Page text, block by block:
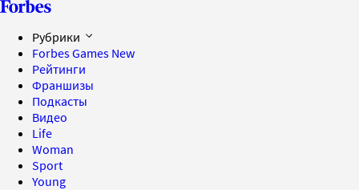
Рубрики
Forbes Games New
Рейтинги
Франшизы
Подкасты
Видео
Life
Woman
Sport
Young